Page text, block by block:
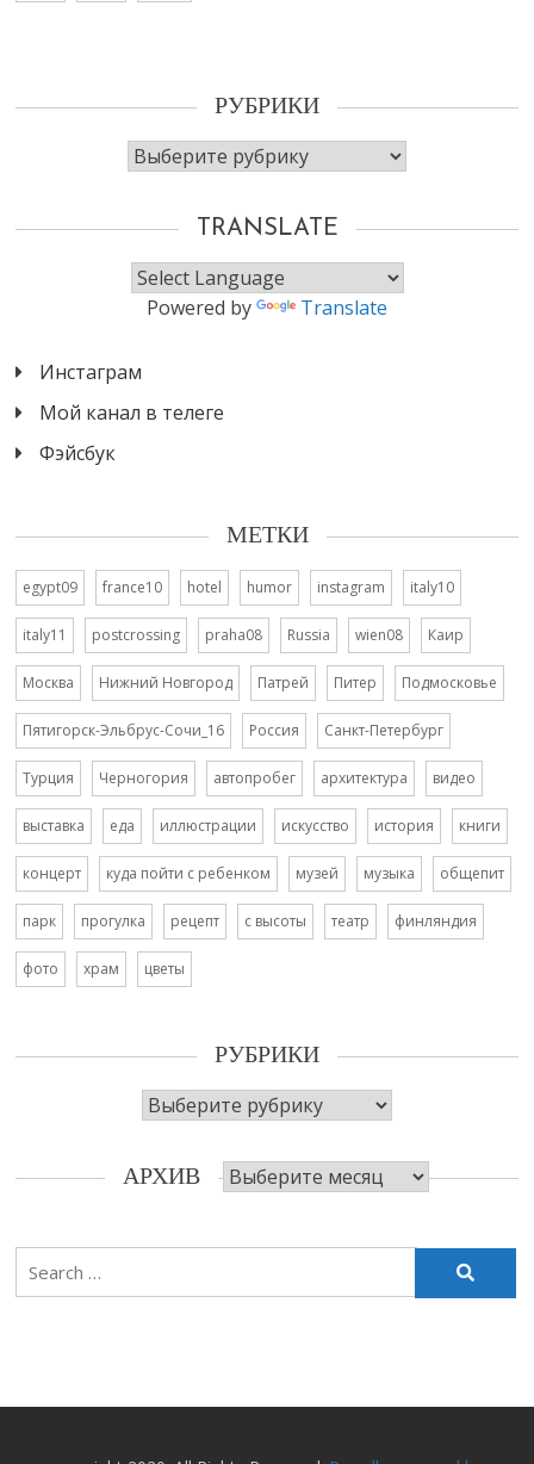
РУБРИКИ
Рубрики
TRANSLATE
Powered by Translate
Инстаграм
Мой канал в телеге
Фэйсбук
МЕТКИ
egypt09 france10 hotel humor instagram italy10
italy11 postcrossing praha08 Russia wien08 Каир
Москва Нижний Новгород Патрей Питер Подмосковье
Пятигорск-Эльбрус-Сочи_16 Россия Санкт-Петербург
Турция Черногория автопробег архитектура видео
выставка еда иллюстрации искусство история книги
концерт куда пойти с ребенком музей музыка общепит
парк прогулка рецепт с высоты театр финляндия
фото храм цветы
РУБРИКИ
Рубрики
АРХИВ Архив
Search